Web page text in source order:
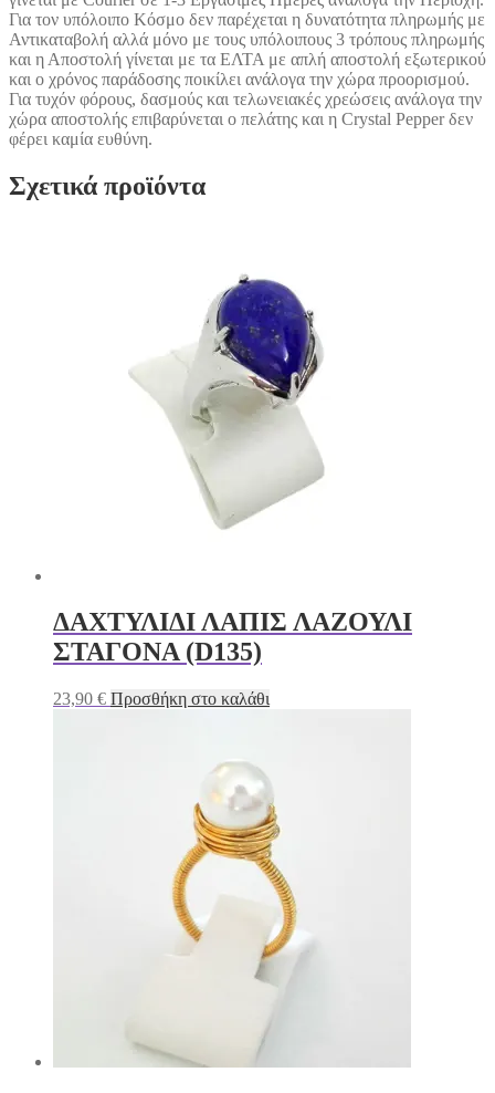
Για τον υπόλοιπο Κόσμο δεν παρέχεται η δυνατότητα πληρωμής με
Αντικαταβολή αλλά μόνο με τους υπόλοιπους 3 τρόπους πληρωμής
και η Αποστολή γίνεται με τα ΕΛΤΑ με απλή αποστολή εξωτερικού
και ο χρόνος παράδοσης ποικίλει ανάλογα την χώρα προορισμού.
Για τυχόν φόρους, δασμούς και τελωνειακές χρεώσεις ανάλογα την
χώρα αποστολής επιβαρύνεται ο πελάτης και η Crystal Pepper δεν
φέρει καμία ευθύνη.
Σχετικά προϊόντα
ΔΑΧΤΥΛΙΔΙ ΛΑΠΙΣ ΛΑΖΟΥΛΙ
ΣΤΑΓΟΝΑ (D135)
23,90 € Προσθήκη στο καλάθι